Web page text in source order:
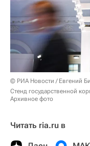
© РИА Новости / Евгений
Стенд государственной
Архивное фото
Читать ria.ru в